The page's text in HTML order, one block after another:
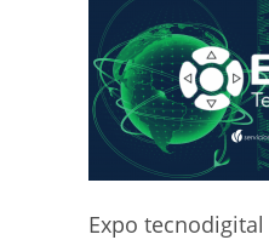
Expo tecnodigital